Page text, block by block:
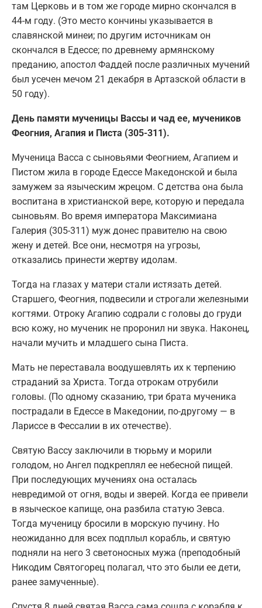
там Церковь и в том же городе мирно скончался в
44-м году. (Это место кончины указывается в
славянской минеи; по другим источникам он
скончался в Едессе; по древнему армянскому
преданию, апостол Фаддей после различных мучений
был усечен мечом 21 декабря в Артазской области в
50 году).
День памяти мученицы Вассы и чад ее, мучеников
Феогния, Агапия и Писта (305-311).
Мученица Васса с сыновьями Феогнием, Агапием и
Пистом жила в городе Едессе Македонской и была
замужем за языческим жрецом. С детства она была
воспитана в христианской вере, которую и передала
сыновьям. Во время императора Максимиана
Галерия (305-311) муж донес правителю на свою
жену и детей. Все они, несмотря на угрозы,
отказались принести жертву идолам.
Тогда на глазах у матери стали истязать детей.
Старшего, Феогния, подвесили и строгали железными
когтями. Отроку Агапию содрали с головы до груди
всю кожу, но мученик не проронил ни звука. Наконец,
начали мучить и младшего сына Писта.
Мать не переставала воодушевлять их к терпению
страданий за Христа. Тогда отрокам отрубили
головы. (По одному сказанию, три брата мученика
пострадали в Едессе в Македонии, по-другому — в
Лариссе в Фессалии в их отечестве).
Святую Вассу заключили в тюрьму и морили
голодом, но Ангел подкреплял ее небесной пищей.
При последующих мучениях она осталась
невредимой от огня, воды и зверей. Когда ее привели
в языческое капище, она разбила статую Зевса.
Тогда мученицу бросили в морскую пучину. Но
неожиданно для всех подплыл корабль, и святую
подняли на него 3 светоносных мужа (преподобный
Никодим Святогорец полагал, что это были ее дети,
ранее замученные).